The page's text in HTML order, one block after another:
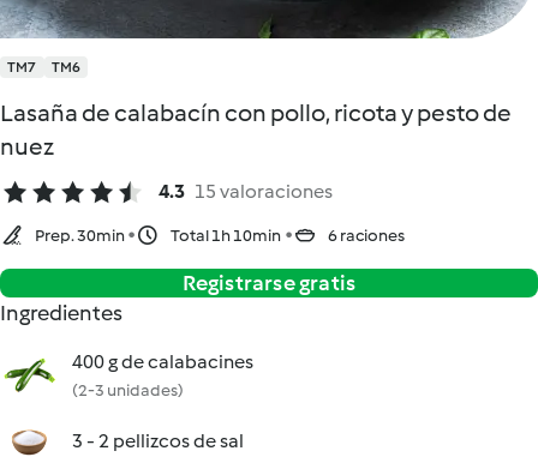
TM7 TM6
Lasaña de calabacín con pollo, ricota y pesto de
nuez
4.3 15 valoraciones
Prep. 30min Total 1h 10min 6 raciones
Registrarse gratis
Ingredientes
400 g de calabacines
(2-3 unidades)
3 - 2 pellizcos de sal